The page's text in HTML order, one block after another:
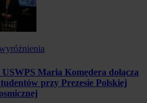
Maria Komędera dołącza
przy Prezesie Polskiej